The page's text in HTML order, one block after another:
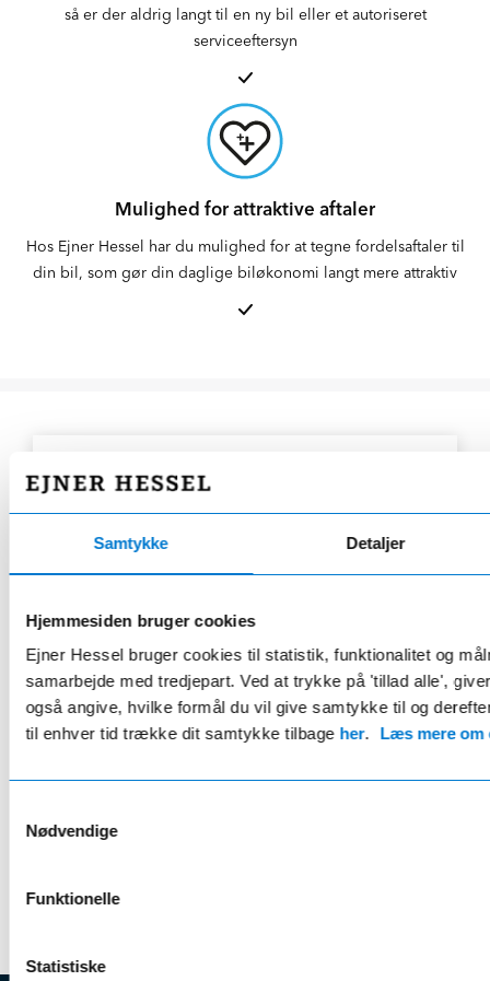
Samtykke Detaljer
Hjemmesiden bruger cookies
Ejner Hessel bruger cookies til statistik, funktionalitet og
samarbejde med tredjepart. Ved at trykke på 'tillad alle',
også angive, hvilke formål du vil give samtykke til og
til enhver tid trække dit samtykke tilbage her. Læs mere om
Nødvendige
Funktionelle
Statistiske
så er der aldrig langt til en ny bil eller et autoriseret
serviceeftersyn
Mulighed for attraktive aftaler
Hos Ejner Hessel har du mulighed for at tegne fordelsaftaler til
din bil, som gør din daglige biløkonomi langt mere attraktiv
Dacia fordelsaftale
kun 649 kr/år
Eksklusivt hos Ejner Hessel
12 bilvaske årligt
Rabat når du tanker brændstof
2 årlige hjulskift
15% rabat på værkstedet*